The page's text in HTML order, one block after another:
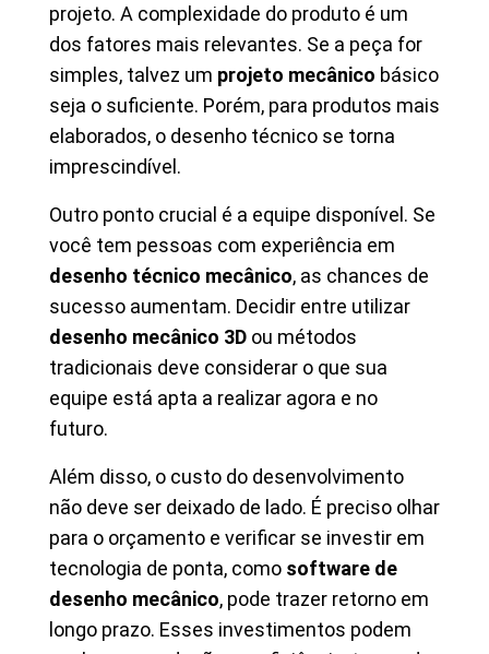
projeto. A complexidade do produto é um
dos fatores mais relevantes. Se a peça for
simples, talvez um projeto mecânico básico
seja o suficiente. Porém, para produtos mais
elaborados, o desenho técnico se torna
imprescindível.
Outro ponto crucial é a equipe disponível. Se
você tem pessoas com experiência em
desenho técnico mecânico, as chances de
sucesso aumentam. Decidir entre utilizar
desenho mecânico 3D ou métodos
tradicionais deve considerar o que sua
equipe está apta a realizar agora e no
futuro.
Além disso, o custo do desenvolvimento
não deve ser deixado de lado. É preciso olhar
para o orçamento e verificar se investir em
tecnologia de ponta, como software de
desenho mecânico, pode trazer retorno em
longo prazo. Esses investimentos podem